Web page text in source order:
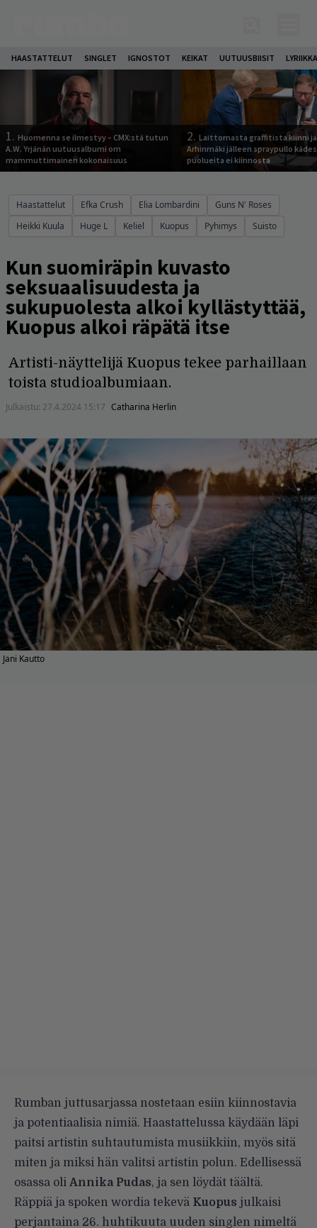
HAASTATTELUT SINGLET IGNOSTOT KEIKAT UUTUUSBIISIT
1. Huomenna se ilmestyy – CMX:stä tutun
A.W. Yrjänän uutuusalbumi om
mammuttimainen kokonaisuus
2. Laittomasta graffitista kiinni
Arhinmäki jälleen spraypullo
puolueita ei kiinnosta
Haastattelut Efka Crush Elia Lombardini
Guns N' Roses
Heikki Kuula
Huge L Keliel Kuopus Pyhimys Suisto
Kun suomiräpin kuvasto
seksuaalisuudesta ja
sukupuolesta alkoi kyllästyttää,
Kuopus alkoi räpätä itse
Artisti-näyttelijä Kuopus tekee parhaillaan
toista studioalbumiaan.
Julkaistu: 27.4.2024 15:17 Catharina Herlin
Jani Kautto
Rumban juttusarjassa nostetaan esiin kiinnostavia
ja potentiaalisia nimiä. Haastattelussa käydään läpi
paitsi artistin suhtautumista musiikkiin, myös sitä
miten ja miksi hän valitsi artistin polun. Edellisessä
osassa oli Annika Pudas, ja sen löydät täältä.
Räppiä ja spoken wordia tekevä Kuopus julkaisi
perjantaina 26. huhtikuuta uuden singlen nimeltä